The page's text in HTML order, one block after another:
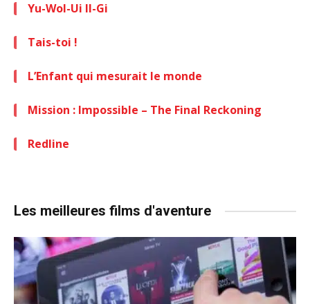
Yu-Wol-Ui Il-Gi
Tais-toi !
L’Enfant qui mesurait le monde
Mission : Impossible – The Final Reckoning
Redline
Les meilleures films d'aventure